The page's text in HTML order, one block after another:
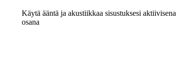
Käytä ääntä ja akustiikkaa sisustuksesi aktiivisena
osana